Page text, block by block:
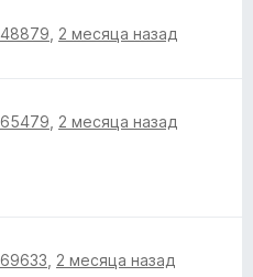
2 месяца назад
2 месяца назад
2 месяца назад